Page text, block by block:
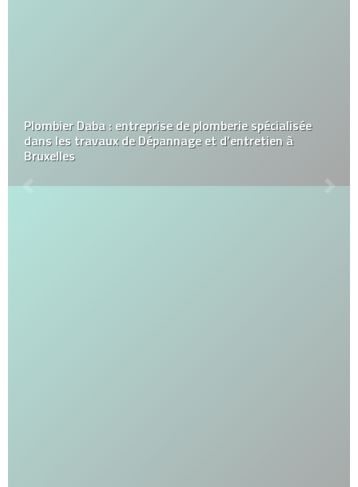
Plombier Daba : entreprise de plomberie spécialisée
dans les travaux de Dépannage et d’entretien à
Bruxelles